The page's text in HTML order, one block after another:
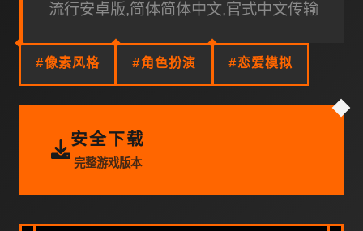
流行安卓版,简体简体中文,官式中文传输
#像素风格 #角色扮演 #恋爱模拟
安全下载
完整游戏版本